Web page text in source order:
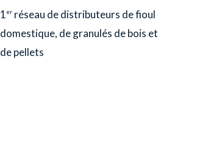
1er réseau de distributeurs de fioul
domestique, de granulés de bois et
de pellets